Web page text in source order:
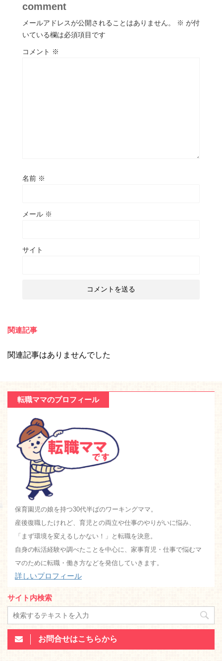
comment
メールアドレスが公開されることはありません。 ※ が付
いている欄は必須項目です
コメント ※
名前 ※
メール ※
サイト
関連記事
関連記事はありませんでした
転職ママのプロフィール
保育園児の娘を持つ30代半ばのワーキングママ。
産後復職したけれど、育児との両立や仕事のやりがいに悩み、
「まず環境を変えるしかない！」と転職を決意。
自身の転活経験や調べたことを中心に、家事育児・仕事で悩むマ
マのために転職・働き方などを発信していきます。
詳しいプロフィール
サイト内検索
お問合せはこちらから